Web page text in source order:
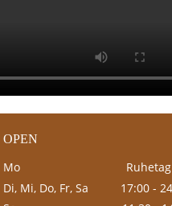
OPEN
Mo                                 Ruhetag
Di, Mi, Do, Fr, Sa          17:00 -